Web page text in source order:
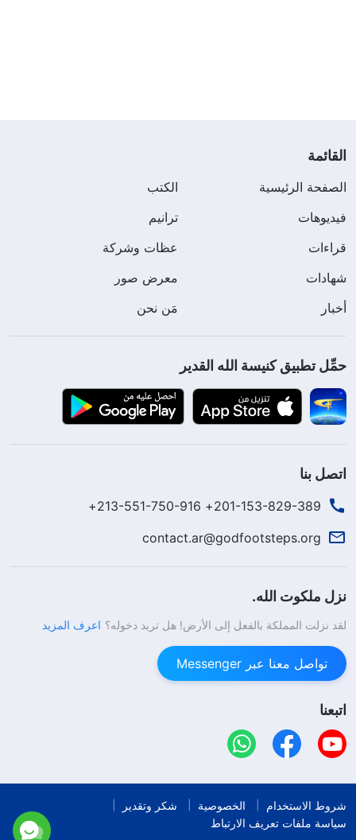
القائمة
الصفحة الرئيسية
الكتب
فيديوهات
ترانيم
قراءات
عظات وشركة
شهادات
معرض صور
أخبار
مَن نحن
حمِّل تطبيق كنيسة الله القدير
اتصل بنا
201-153-829-389+ 213-551-750-916+
contact.ar@godfootsteps.org
نزل ملكوت الله.
لقد نزلت المملكة بالفعل إلى الأرض! هل تريد دخوله؟ اعرف المزيد
تواصل معنا عبر Messenger
اتبعنا
شروط الاستخدام الخصوصية
شكر وتقدير
سياسة ملفات تعريف الارتباط